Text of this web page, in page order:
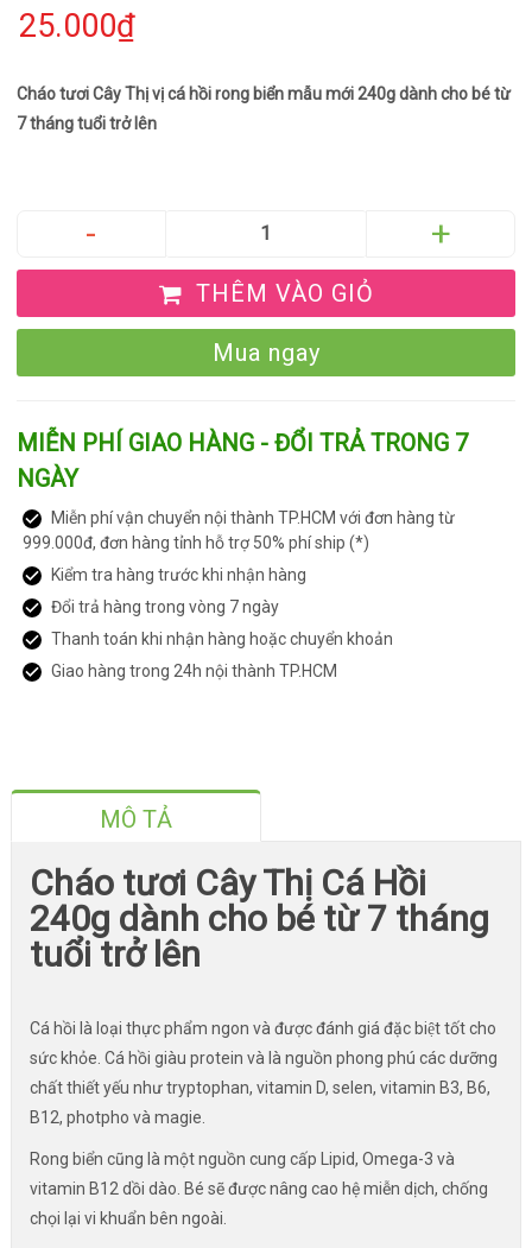
25.000₫
Cháo tươi Cây Thị vị cá hồi rong biển mẫu mới 240g dành cho bé từ
7 tháng tuổi trở lên
THÊM VÀO GIỎ
Mua ngay
MIỄN PHÍ GIAO HÀNG - ĐỔI TRẢ TRONG 7
NGÀY
Miễn phí vận chuyển nội thành TP.HCM với đơn hàng từ
999.000đ, đơn hàng tỉnh hỗ trợ 50% phí ship (*)
Kiểm tra hàng trước khi nhận hàng
Đổi trả hàng trong vòng 7 ngày
Thanh toán khi nhận hàng hoặc chuyển khoản
Giao hàng trong 24h nội thành TP.HCM
MÔ TẢ
Cháo tươi Cây Thị Cá Hồi
240g dành cho bé từ 7 tháng
tuổi trở lên
Cá hồi là loại thực phẩm ngon và được đánh giá đặc biệt tốt cho
sức khỏe. Cá hồi giàu protein và là nguồn phong phú các dưỡng
chất thiết yếu như tryptophan, vitamin D, selen, vitamin B3, B6,
B12, photpho và magie.
Rong biển cũng là một nguồn cung cấp Lipid, Omega-3 và
vitamin B12 dồi dào. Bé sẽ được nâng cao hệ miễn dịch, chống
chọi lại vi khuẩn bên ngoài.